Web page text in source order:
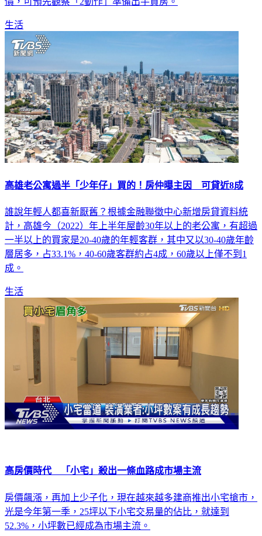
生活
高雄老公寓過半「少年仔」買的！房仲曝主因 可貸近8成
誰說年輕人都喜新厭舊？根據金融聯徵中心新增房貸資料統
計，高雄今（2022）年上半年屋齡30年以上的老公寓，有超過
一半以上的買家是20-40歲的年輕客群，其中又以30-40歲年齡
層居多，占33.1%，40-60歲客群約占4成，60歲以上僅不到1
成。
生活
高房價時代 「小宅」殺出一條血路成市場主流
房價飆漲，再加上少子化，現在越來越多建商推出小宅搶市，
光是今年第一季，25坪以下小宅交易量的佔比，就達到
52.3%，小坪數已經成為市場主流。